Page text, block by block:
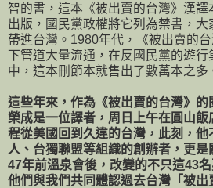
智的書，這本《被出賣的台灣》漢
出版，國民黨政權將它列為禁書，
帶進台灣。1980年代，《被出賣的
下管道大量流通，在反國民黨的遊
中，這本刪節本就售出了數萬本之多
這些年來，作為《被出賣的台灣》
榮成是一位譯者，周日上午在圓山
程從美國回到久違的台灣，此刻，他
人、台獨聯盟等組織的創辦者，更是
47年前溫泉會後，改變的不只這43
他們與我們共同體認過去台灣「被出